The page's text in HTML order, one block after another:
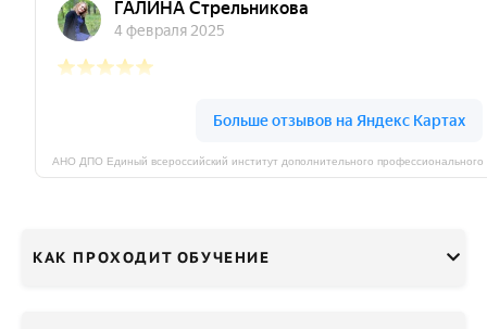
КАК ПРОХОДИТ ОБУЧЕНИЕ